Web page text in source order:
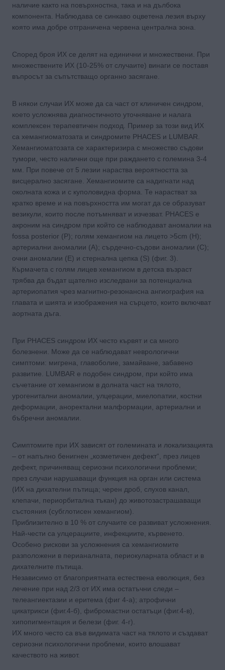
наличие както на повърхностна, така и на дълбока
компонента. Наблюдава се синкаво оцветена лезия върху
която има добре отграничена червена централна зона.
Според броя ИХ се делят на единични и множествени. При
множествените ИХ (10-25% от случаите) винаги се поставя
въпросът за съпътстващо органно засягане.
В някои случаи ИХ може да са част от клиничен синдром,
което усложнява диагностичното уточняване и налага
комплексен терапевтичен подход. Пример за този вид ИХ
са хемангиоматозата и синдромите PHACES и LUMBAR.
Хемангиоматозата се характеризира с множество съдови
тумори, често налични още при раждането с големина 3-4
мм. При повече от 5 лезии нараства вероятността за
висцерално засягане. Хемангиомите са надигнати над
околната кожа и с куполовидна форма. Те нарастват за
кратко време и на повърхността им могат да се образуват
везикули, които после потъмняват и изчезват. PHACES е
акроним на синдром при който се наблюдават аномалии на
fossa posterior (Р); голям хемангиом на лицето >5cm (H);
артериални аномалии (A); сърдечно-съдови аномалии (C);
очни аномалии (E) и стернална цепка (S) (фиг. 3).
Кърмачета с голям лицев хемангиом в детска възраст
трябва да бъдат щателно изследвани за потенциална
артериопатия чрез магнитно-резонансна ангиография на
главата и шията и изображения на сърцето, които включват
аортната дъга.
При PHACES синдром ИХ често кървят и са много
болезнени. Може да се наблюдават неврологични
симптоми: мигрена, главоболие, замайване, забавено
развитие. LUMBAR е подобен синдром, при който има
съчетание от хемангиом в долната част на тялото,
урогенитални аномалии, улцерации, миелопатии, костни
деформации, аноректални малформации, артериални и
бъбречни аномалии.
Симптомите при ИХ зависят от големината и локализацията
– от напълно бенигнен „козметичен дефект“, през лицев
дефект, причиняващ сериозни психологични проблеми;
през случаи нарушаващи функция на орган или система
(ИХ на дихателни пътища; черен дроб, слухов канал,
клепачи, периорбитална тъкан) до животозастрашаващи
състояния (субглотисен хемангиом).
Приблизително в 10 % от случаите се развиват усложнения.
Най-чести са улцерациите, инфекциите, кървенето.
Особено рискови за усложнения са хемангиомите
разположени в перианалната, периокуларната област и в
дихателните пътища.
Независимо от благоприятната естествена еволюция, без
лечение при над 2/3 от ИХ има остатъчни следи –
телеангиектазии и еритема (фиг 4-а); атрофични
цикатрикси (фиг.4-б), фибромастни остатъци (фиг.4-в),
хипопигментация и белези (фиг. 4-г).
ИХ много често са във видимата част на тялото и създават
сериозни психологични проблеми, които влошават
качеството на живот.